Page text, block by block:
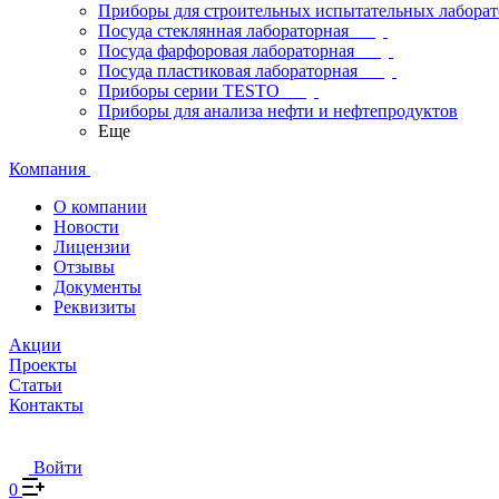
Приборы для строительных испытательных
Посуда стеклянная лабораторная
Посуда фарфоровая лабораторная
Посуда пластиковая лабораторная
Приборы серии TESTO
Приборы для анализа нефти и нефтепродуктов
Еще
Компания
О компании
Новости
Лицензии
Отзывы
Документы
Реквизиты
Акции
Проекты
Статьи
Контакты
Войти
0